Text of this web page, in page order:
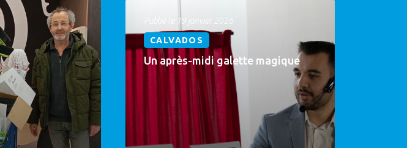
Publié le 19 janvier 2026
CALVADOS
Un après-midi galette magique